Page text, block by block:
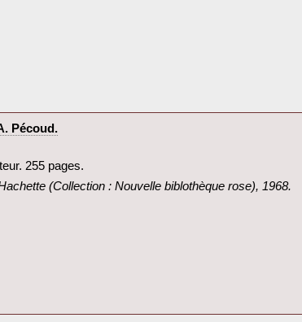
Pécoud.‎
255 pages.‎
(Collection : Nouvelle biblothèque rose), 1968.‎